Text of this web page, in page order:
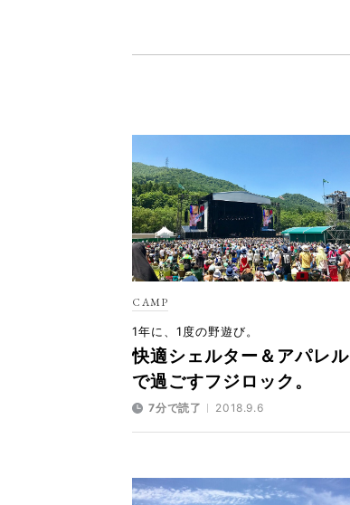
CAMP
1年に、1度の野遊び。
快適シェルター＆アパレル
で過ごすフジロック。
7分で読了 2018.9.6